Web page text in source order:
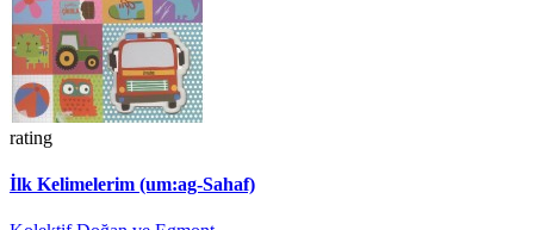
rating
İlk Kelimelerim (um:ag-Sahaf)